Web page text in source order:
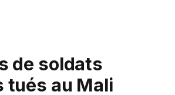
de soldats
tués au Mali